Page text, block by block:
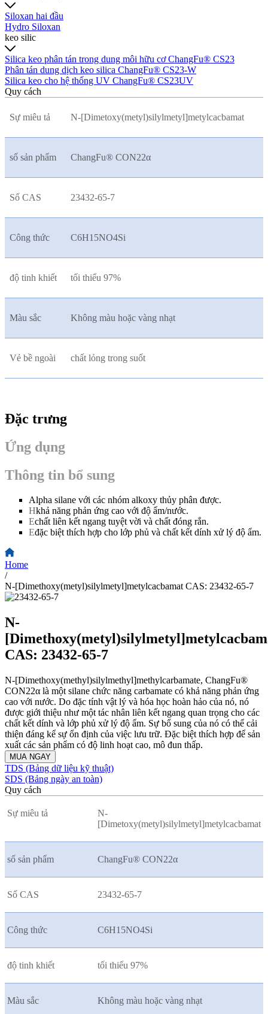
Siloxan hai đầu
Hydro Siloxan
keo silic
Silica keo phân tán trong dung môi hữu cơ ChangFu® CS23
Phân tán dung dịch keo silica ChangFu® CS23-W
Silica keo cho hệ thống UV ChangFu® CS23UV
Quy cách
Sự miêu tả N-[Dimetoxy(metyl)silylmetyl]metylcacbamat
số sản phẩm ChangFu® CON22α
Số CAS 23432-65-7
Công thức C6H15NO4Si
độ tinh khiết tối thiểu 97%
Màu sắc Không màu hoặc vàng nhạt
Vẻ bề ngoài chất lỏng trong suốt
Đặc trưng
Ứng dụng
Thông tin bổ sung
Alpha silane với các nhóm alkoxy thủy phân được.
Hkhả năng phản ứng cao với độ ẩm/nước.
Echất liên kết ngang tuyệt vời và chất đóng rắn.
Eđặc biệt thích hợp cho lớp phủ và chất kết dính xử lý độ ẩm.
Home
/
N-[Dimethoxy(metyl)silylmetyl]metylcacbamat CAS: 23432-65-7
N-
CAS: 23432-65-7
N-[Dimethoxy(methyl)silylmethyl]methylcarbamate, ChangFu®
CON22α là một silane chức năng carbamate có khả năng phản ứng
cao với nước. Do đặc tính vật lý và hóa học hoàn hảo của nó, nó
được giới thiệu như một tác nhân liên kết ngang quan trọng cho các
chất kết dính và lớp phủ xử lý độ ẩm. Sự bổ sung của nó có thể cải
thiện đáng kể sự ổn định của việc lưu trữ. Đặc biệt thích hợp để sản
xuất các sản phẩm có độ linh hoạt cao, mô đun thấp.
MUA NGAY
TDS (Bảng dữ liệu kỹ thuật)
SDS (Bảng ngày an toàn)
Quy cách
Sự miêu tả
N-
[Dimetoxy(metyl)silylmetyl]metylcacbamat
số sản phẩm ChangFu® CON22α
Số CAS 23432-65-7
Công thức C6H15NO4Si
độ tinh khiết tối thiểu 97%
Màu sắc Không màu hoặc vàng nhạt